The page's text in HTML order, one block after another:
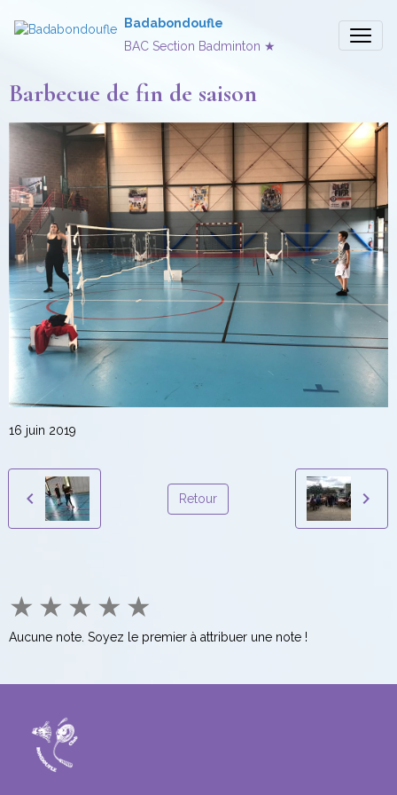
Badabondoufle
BAC Section Badminton ★
Barbecue de fin de saison
16 juin 2019
Retour
★ ★ ★ ★ ★
Aucune note. Soyez le premier à attribuer une note !